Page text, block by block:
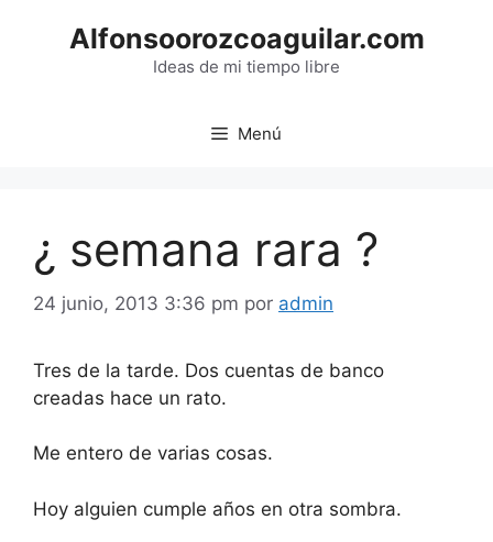
Alfonsoorozcoaguilar.com
Ideas de mi tiempo libre
Menú
¿ semana rara ?
24 junio, 2013 3:36 pm por admin
Tres de la tarde. Dos cuentas de banco
creadas hace un rato.
Me entero de varias cosas.
Hoy alguien cumple años en otra sombra.